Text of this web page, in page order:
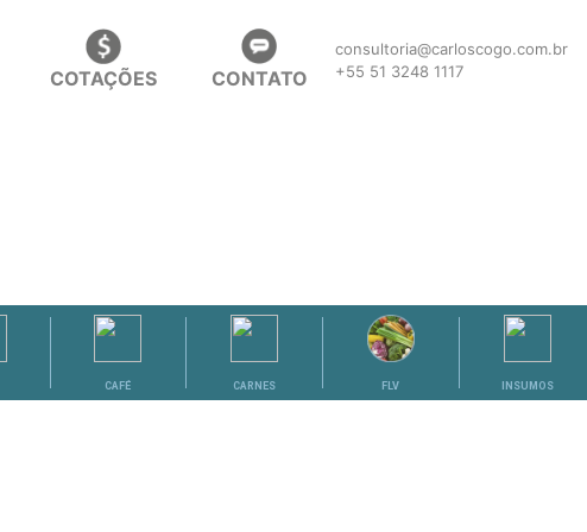
COTAÇÕES CONTATO
consultoria@carloscogo.com.br
+55 51 3248 1117
CAFÉ CARNES FLV INSUMOS